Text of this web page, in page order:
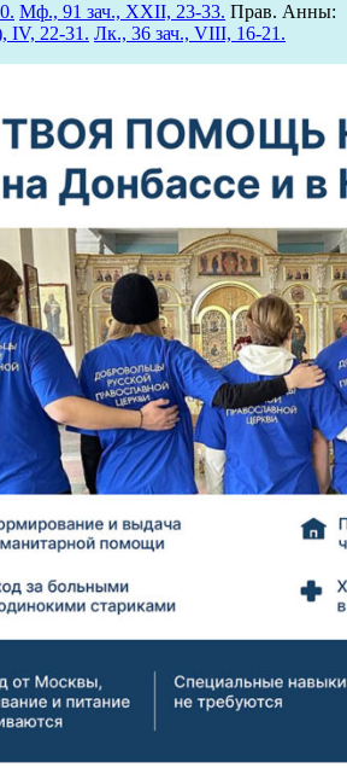
Мф., 91 зач., XXII, 23-33. Прав. Анны:
IV, 22-31. Лк., 36 зач., VIII, 16-21.